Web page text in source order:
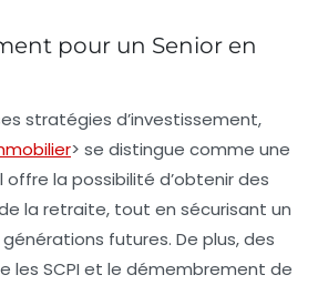
pour un Senior en
stratégies d’investissement,
> se distingue comme une
la possibilité d’obtenir des
la retraite, tout en sécurisant un
futures. De plus, des
les SCPI et le démembrement de